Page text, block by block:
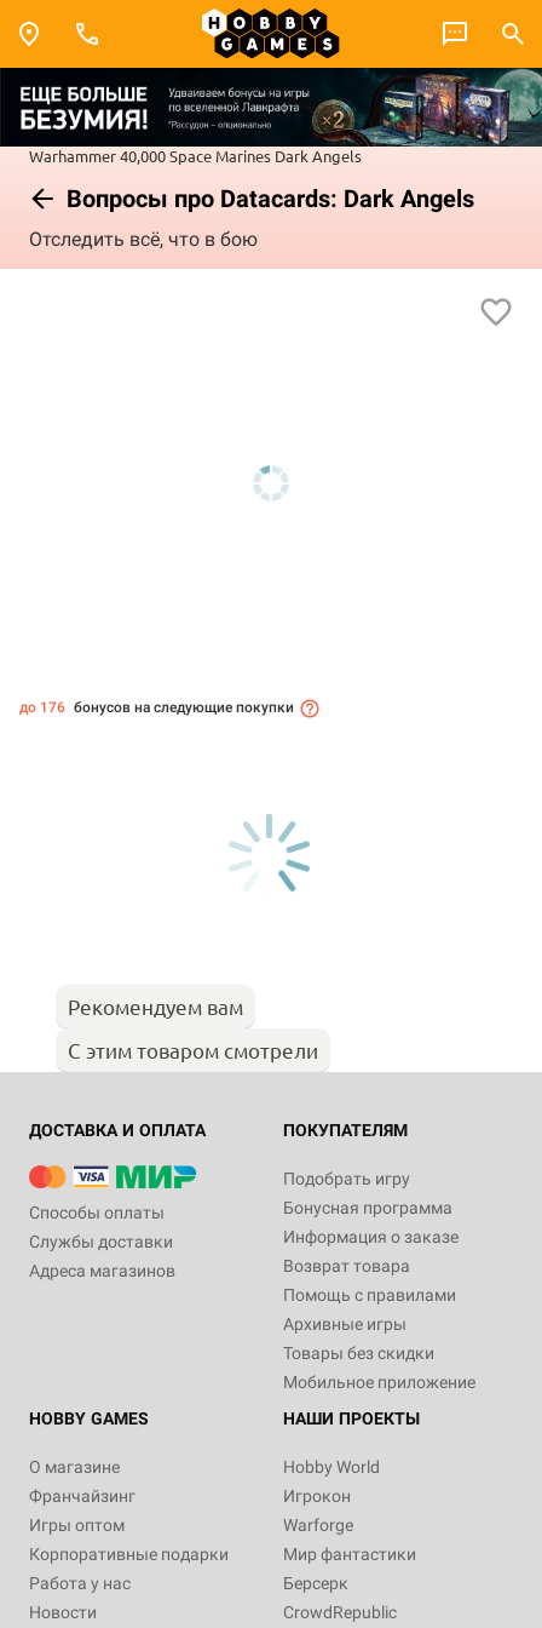
Warhammer 40,000Space Marines Dark Angels
Вопросы про Datacards: Dark Angels
Отследить всё, что в бою
до 176 бонусов на следующие покупки
Рекомендуем вам
С этим товаром смотрели
ДОСТАВКА И ОПЛАТА
Способы оплаты
Службы доставки
Адреса магазинов
ПОКУПАТЕЛЯМ
Подобрать игру
Бонусная программа
Информация о заказе
Возврат товара
Помощь с правилами
Архивные игры
Товары без скидки
Мобильное приложение
HOBBY GAMES
О магазине
Франчайзинг
Игры оптом
Корпоративные подарки
Работа у нас
Новости
НАШИ ПРОЕКТЫ
Hobby World
Игрокон
Warforge
Мир фантастики
Берсерк
CrowdRepublic